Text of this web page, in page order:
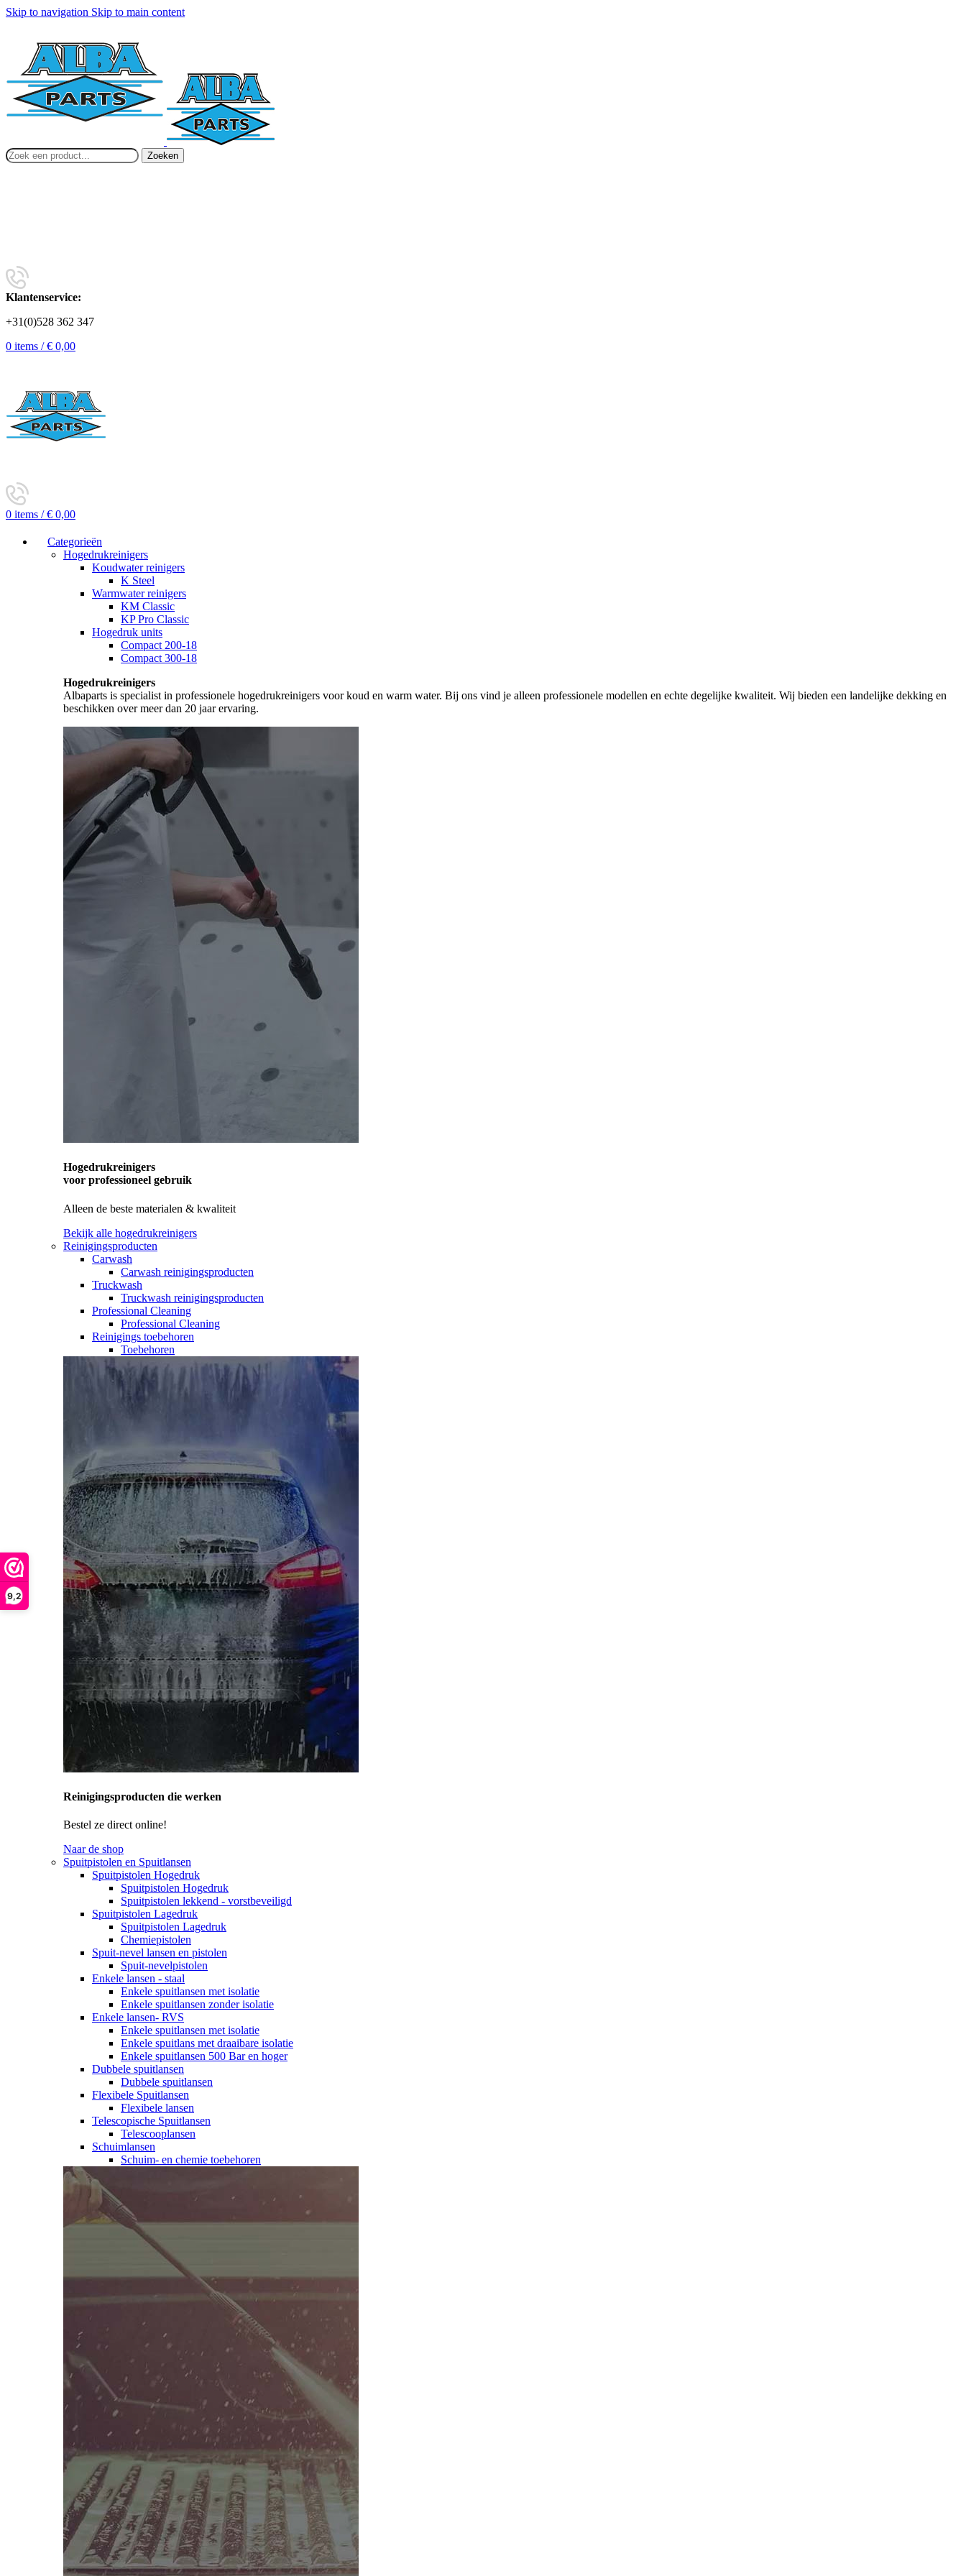
9,2
Skip to navigation Skip to main content
Zoeken
Klantenservice:
+31(0)528 362 347
0 items / € 0,00
0 items / € 0,00
Categorieën
Hogedrukreinigers
Koudwater reinigers
K Steel
Warmwater reinigers
KM Classic
KP Pro Classic
Hogedruk units
Compact 200-18
Compact 300-18
Hogedrukreinigers
Albaparts is specialist in professionele hogedrukreinigers voor koud en warm water. Bij ons vind je alleen professionele modellen en echte degelijke kwaliteit. Wij bieden een landelijke dekking en
beschikken over meer dan 20 jaar ervaring.
Hogedrukreinigers
voor professioneel gebruik
Alleen de beste materialen & kwaliteit
Bekijk alle hogedrukreinigers
Reinigingsproducten
Carwash
Carwash reinigingsproducten
Truckwash
Truckwash reinigingsproducten
Professional Cleaning
Professional Cleaning
Reinigings toebehoren
Toebehoren
Reinigingsproducten die werken
Bestel ze direct online!
Naar de shop
Spuitpistolen en Spuitlansen
Spuitpistolen Hogedruk
Spuitpistolen Hogedruk
Spuitpistolen lekkend - vorstbeveiligd
Spuitpistolen Lagedruk
Spuitpistolen Lagedruk
Chemiepistolen
Spuit-nevel lansen en pistolen
Spuit-nevelpistolen
Enkele lansen - staal
Enkele spuitlansen met isolatie
Enkele spuitlansen zonder isolatie
Enkele lansen- RVS
Enkele spuitlansen met isolatie
Enkele spuitlans met draaibare isolatie
Enkele spuitlansen 500 Bar en hoger
Dubbele spuitlansen
Dubbele spuitlansen
Flexibele Spuitlansen
Flexibele lansen
Telescopische Spuitlansen
Telescooplansen
Schuimlansen
Schuim- en chemie toebehoren